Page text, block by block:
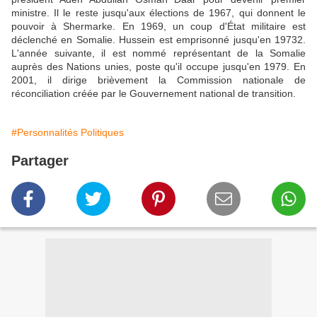
ministre. Il le reste jusqu'aux élections de 1967, qui donnent le
pouvoir à Shermarke. En 1969, un coup d'État militaire est
déclenché en Somalie. Hussein est emprisonné jusqu'en 19732.
L'année suivante, il est nommé représentant de la Somalie
auprès des Nations unies, poste qu'il occupe jusqu'en 1979. En
2001, il dirige brièvement la Commission nationale de
réconciliation créée par le Gouvernement national de transition.
#Personnalités Politiques
Partager